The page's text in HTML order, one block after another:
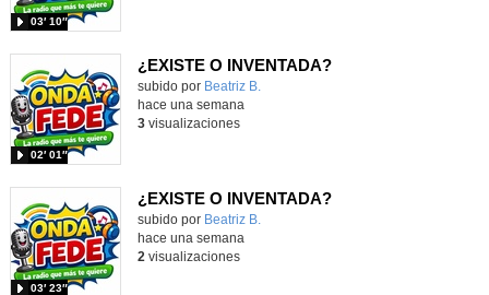
03′ 10″
¿EXISTE O INVENTADA?
Contenido educativo.
subido por Beatriz B.
02′ 01″
hace una semana
3visualizaciones
¿EXISTE O INVENTADA?
Contenido educativo.
subido por Beatriz B.
03′ 23″
hace una semana
2 visualizaciones